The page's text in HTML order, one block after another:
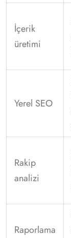
İçerik
üretimi
Yerel SEO
Rakip
analizi
Raporlama